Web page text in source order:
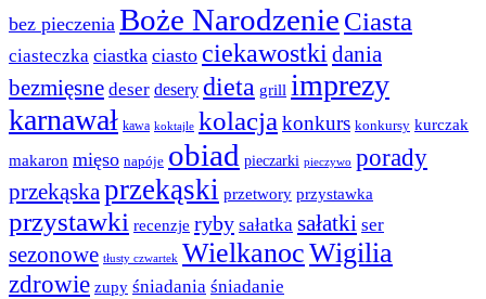
bez pieczenia Boże Narodzenie Ciasta
ciasteczka ciastka ciasto ciekawostki dania
bezmięsne deser desery dieta grill imprezy
karnawał kawa koktajle kolacja konkurs konkursy kurczak
makaron mięso napóje obiad pieczarki pieczywo porady
przekąskaprzekąski przetwory przystawka
przystawki recenzje ryby sałatka sałatki ser
sezonowe tłusty czwartek WielkanocWigilia
zdrowie zupy śniadania śniadanie